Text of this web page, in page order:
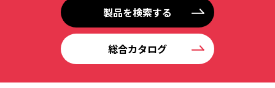
製品を検索する
総合カタログ